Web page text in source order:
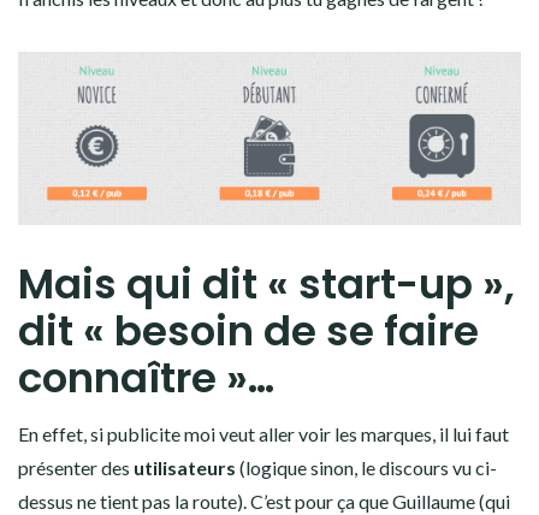
Mais qui dit « start-up »,
dit « besoin de se faire
connaître »…
En effet, si publicite moi veut aller voir les marques, il lui faut
présenter des utilisateurs (logique sinon, le discours vu ci-
dessus ne tient pas la route). C’est pour ça que Guillaume (qui